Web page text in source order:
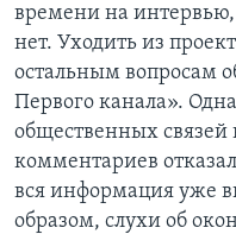
времени на
нет. Уходить из
остальным вопросам
Первого канала».
общественных связей
комментариев
вся информация уже
образом, слухи об